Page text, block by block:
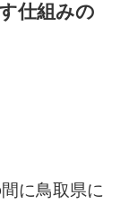
仕組みの
に鳥取県に